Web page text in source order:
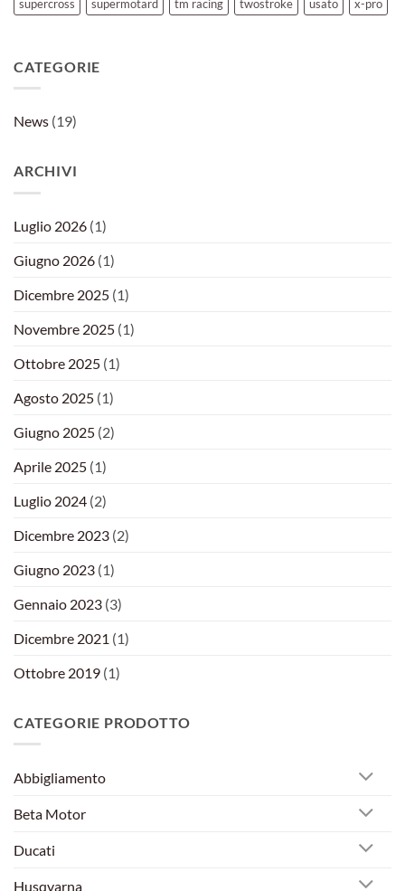
supercross
supermotard tm racing twostroke usato x-pro
CATEGORIE
News (19)
ARCHIVI
Luglio 2026 (1)
Giugno 2026 (1)
Dicembre 2025 (1)
Novembre 2025 (1)
Ottobre 2025 (1)
Agosto 2025 (1)
Giugno 2025 (2)
Aprile 2025 (1)
Luglio 2024 (2)
Dicembre 2023 (2)
Giugno 2023 (1)
Gennaio 2023 (3)
Dicembre 2021 (1)
Ottobre 2019 (1)
CATEGORIE PRODOTTO
Abbigliamento
Beta Motor
Ducati
Husqvarna